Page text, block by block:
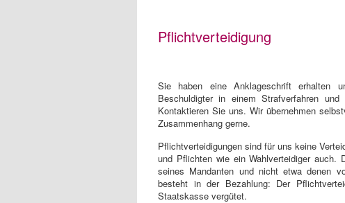
Pflichtverteidigung
Sie haben eine Anklageschrift erhalten
Beschuldigter in einem Strafverfahren
Kontaktieren Sie uns. Wir übernehmen
Zusammenhang gerne.
Pflichtverteidigungen sind für uns keine
und Pflichten wie ein Wahlverteidiger auch.
seines Mandanten und nicht etwa denen
besteht in der Bezahlung: Der
Staatskasse vergütet.